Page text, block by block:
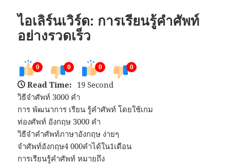
ไอเลิร์นเวิร์ด: การเรียนรู้คำศัพท์
อย่างรวดเร็ว
0 0 0 0
Read Time: 19 Second
วิธีจำศัพท์ 3000 คำ
การ พัฒนาการ เรียน รู้คำศัพท์ โดยใช้เกม
ท่องศัพท์ อังกฤษ 3000 คํา
วิธีจําคําศัพท์ภาษาอังกฤษ ง่ายๆ
จําศัพท์อังกฤษ4 000คําได้ใน1เดือน
การเรียนรู้คําศัพท์ หมายถึง